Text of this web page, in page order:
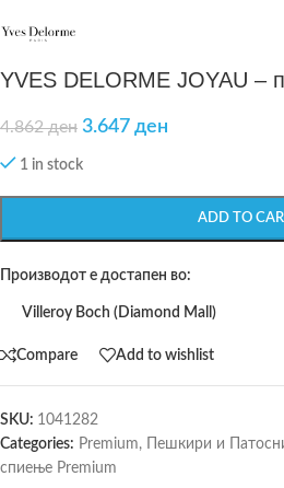
YVES DELORME JOYAU –
4.862ден 3.647 ден
1 in stock
ADD TO CART
Производот е достапен во:
Villeroy Boch (Diamond Mall)
Compare Add to wishlist
SKU: 1041282
Categories: Premium, Пешкири и
спиење Premium